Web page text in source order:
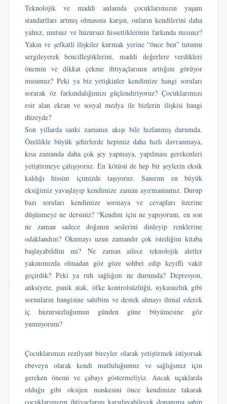
Teknolojik ve maddi anlamda çocuklarımızın yaşam
standartları artmış olmasına karşın, onların kendilerini daha
yalnız, mutsuz ve huzursuz hissettiklerinin farkında mısınız?
Yakın ve şefkatli ilişkiler kurmak yerine “önce ben” tutumu
sergileyerek bencilleştiklerini, maddi değerlere verdikleri
önemin ve dikkat çekme ihtiyaçlarının arttığını görüyor
musunuz? Peki ya biz yetişkinler kendimize hangi soruları
sorarak öz farkındalığımızı güçlendiriyoruz? Çocuklarımızı
esir alan ekran ve sosyal medya ile bizlerin ilişkisi hangi
düzeyde?
Son yıllarda sanki zamanın akışı bile hızlanmış durumda.
Özellikle büyük şehirlerde hepimiz daha hızlı davranmaya,
kısa zamanda daha çok şey yapmaya, yapılması gerekenleri
yetiştirmeye çalışıyoruz. En kötüsü de hep bir şeylerin eksik
kaldığı hissini içimizde taşıyoruz. Sanırım en büyük
eksiğimiz yavaşlayıp kendimize zaman ayırmamamız. Durup
bazı soruları kendimize sormaya ve cevapları üzerine
düşünmeye ne dersiniz? “Kendim için ne yapıyorum, en son
ne zaman sadece doğanın seslerini dinleyip renklerine
odaklandım? Okumayı uzun zamandır çok istediğim kitaba
başlayabildim mi? Ne zaman ailece teknolojik aletler
yakınımızda olmadan göz göze sohbet edip keyifli vakit
geçirdik? Peki ya ruh sağlığım ne durumda? Depresyon,
anksiyete, panik atak, öfke kontrolsüzlüğü, uykusuzluk gibi
sorunların hangisine sahibim ve destek almayı ihmal ederek
iç huzursuzluğumun günden güne büyümesine göz
yumuyorum?
Çocuklarımızı rezilyant bireyler olarak yetiştirmek istiyorsak
ebeveyn olarak kendi mutluluğumuz ve sağlığımız için
gereken önemi ve çabayı göstermeliyiz. Ancak uçaklarda
olduğu gibi oksijen maskesini önce kendimize takarak
çocuklarımızın ihtiyaçlarını karşılayabilecek donanıma sahip